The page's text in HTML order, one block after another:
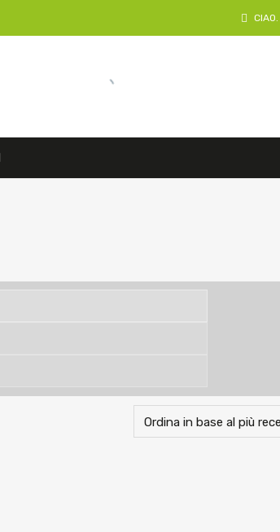
CIAO.